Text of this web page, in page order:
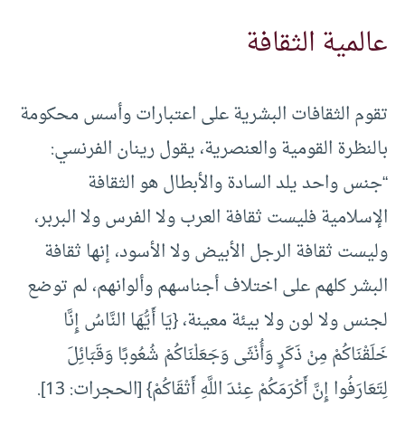
عالمية الثقافة
تقوم الثقافات البشرية على اعتبارات وأسس محكومة
بالنظرة القومية والعنصرية، يقول رينان الفرنسي:
“جنس واحد يلد السادة والأبطال هو الثقافة
الإسلامية فليست ثقافة العرب ولا الفرس ولا البربر،
وليست ثقافة الرجل الأبيض ولا الأسود، إنها ثقافة
البشر كلهم على اختلاف أجناسهم وألوانهم، لم توضع
لجنس ولا لون ولا بيئة معينة، {يَا أَيُّهَا النَّاسُ إِنَّا
خَلَقْنَاكُمْ مِنْ ذَكَرٍ وَأُنْثَى وَجَعَلْنَاكُمْ شُعُوبًا وَقَبَائِلَ
لِتَعَارَفُوا إِنَّ أَكْرَمَكُمْ عِنْدَ اللَّهِ أَتْقَاكُمْ} [الحجرات: 13].